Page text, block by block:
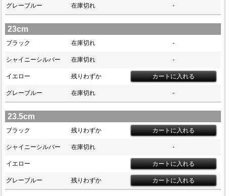
グレーブルー 在庫切れ -
23cm
ブラック 在庫切れ -
シャイニーシルバー 在庫切れ -
イエロー 残りわずか
グレーブルー 在庫切れ -
23.5cm
ブラック 残りわずか
シャイニーシルバー 在庫切れ -
イエロー
グレーブルー 残りわずか